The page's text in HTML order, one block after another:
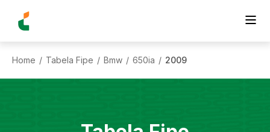
Home / Tabela Fipe / Bmw / 650ia / 2009